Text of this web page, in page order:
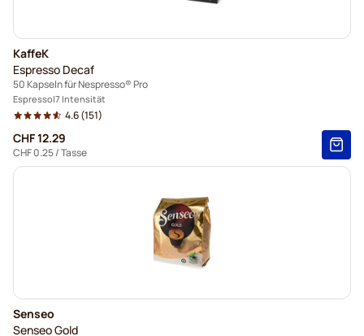
KaffeK
Espresso Decaf
50 Kapseln für Nespresso® Pro
Espresso 7 Intensität
4.6(151)
CHF 12.29
CHF 0.25/ Tasse
Senseo
Senseo Gold